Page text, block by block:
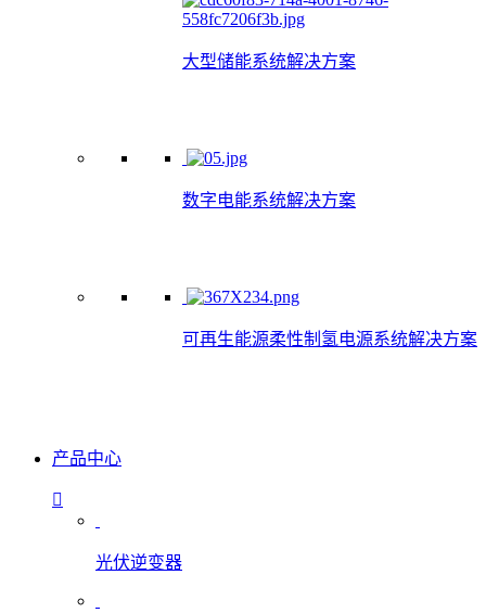
大型储能系统解决方案
数字电能系统解决方案
可再生能源柔性制氢电源系统解决方案
产品中心
光伏逆变器